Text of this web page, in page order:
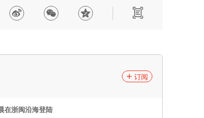
订阅
在浙闽沿海登陆